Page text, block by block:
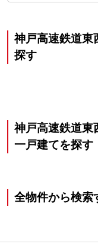
神戸高速鉄道東
探す
神戸高速鉄道東
一戸建てを探す
全物件から検索